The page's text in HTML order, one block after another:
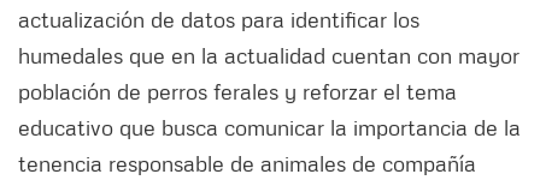
actualización de datos para identificar los
humedales que en la actualidad cuentan con mayor
población de perros ferales y reforzar el tema
educativo que busca comunicar la importancia de la
tenencia responsable de animales de compañía